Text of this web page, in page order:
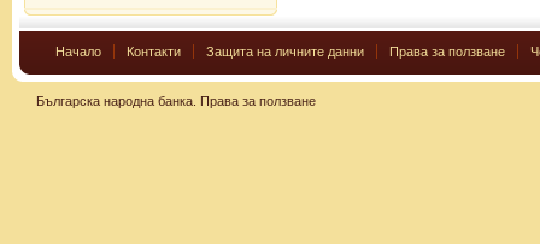
Начало Контакти Защита на личните данни Права за ползване
Българска народна банка. Права за ползване